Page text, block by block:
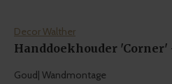
Decor Walther
Handdoekhouder 'Corner'
Goud| Wandmontage